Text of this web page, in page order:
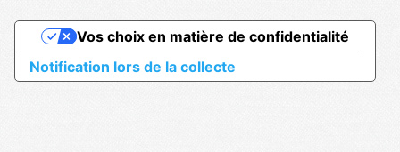
Notification lors de la collecte
Vos choix en matière de confidentialité